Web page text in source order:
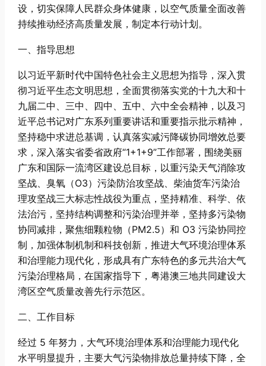
设，切实保障人民群众身体健康，以空气质量全面改善
持续推动经济高质量发展，制定本行动计划。
一、指导思想
以习近平新时代中国特色社会主义思想为指导，深入贯
彻习近平生态文明思想，全面贯彻落实党的十九大和十
九届二中、三中、四中、五中、六中全会精神，以及习
近平总书记对广东系列重要讲话和重要指示批示精神，
坚持稳中求进总基调，认真落实减污降碳协同增效总要
求，深入落实省委省政府“1+1+9”工作部署，围绕美丽
广东和国际一流湾区建设总目标，以重污染天气消除攻
坚战、臭氧（O3）污染防治攻坚战、柴油货车污染治
理攻坚战三大标志性战役为重点，坚持精准、科学、依
法治污，坚持结构调整和污染治理并举，坚持多污染物
协同减排，聚焦细颗粒物（PM2.5）和 O3 污染协同控
制，加强体制机制和科技创新，推进大气环境治理体系
和治理能力现代化，形成具有广东特色的多元共治大气
污染治理格局，在国家指导下，粤港澳三地共同建设大
湾区空气质量改善先行示范区。
二、工作目标
经过 5 年努力，大气环境治理体系和治理能力现代化
水平明显提升，主要大气污染物排放总量持续下降，全